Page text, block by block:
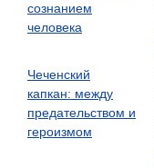
сознанием
человека
Чеченский
капкан: между
предательством и
героизмом